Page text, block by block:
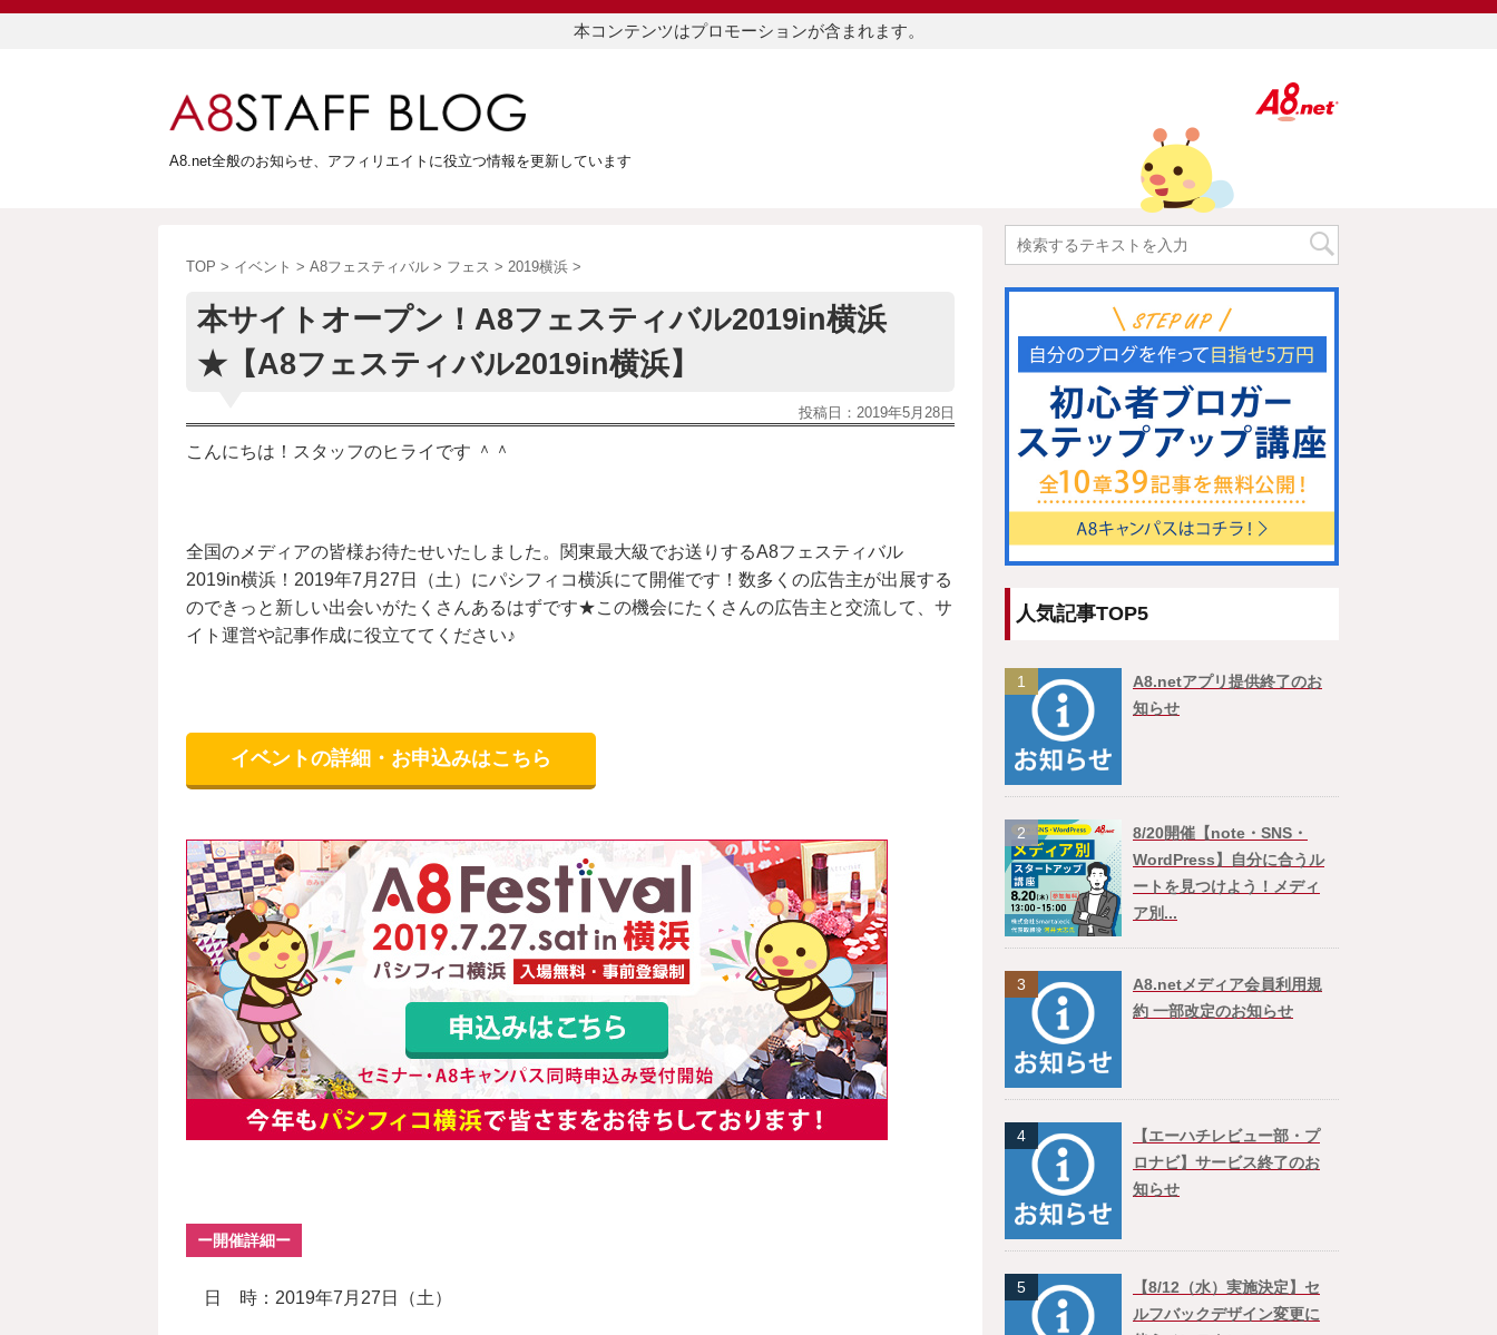
本コンテンツはプロモーションが含まれます。
A8.net全般のお知らせ、アフィリエイトに役立つ情報を更新しています
TOP > イベント > A8フェスティバル > フェス > 2019横浜 >
本サイトオープン！A8フェスティバル2019in横浜
★【A8フェスティバル2019in横浜】
投稿日： 2019年5月28日
こんにちは！スタッフのヒライです ＾＾
全国のメディアの皆様お待たせいたしました。関東最大級でお送りするA8フェスティバル
2019in横浜！2019年7月27日（土）にパシフィコ横浜にて開催です！数多くの広告主が出展する
のできっと新しい出会いがたくさんあるはずです★この機会にたくさんの広告主と交流して、サ
イト運営や記事作成に役立ててください♪
イベントの詳細・お申込みはこちら
ー開催詳細ー
日 時：2019年7月27日（土）
人気記事TOP5
1
A8.netアプリ提供終了のお
知らせ
2
8/20開催【note・SNS・
WordPress】自分に合うル
ートを見つけよう！メディ
ア別...
3
A8.netメディア会員利用規
約 一部改定のお知らせ
4
【エーハチレビュー部・プ
ロナビ】サービス終了のお
知らせ
5
【8/12（水）実施決定】セ
ルフバックデザイン変更に